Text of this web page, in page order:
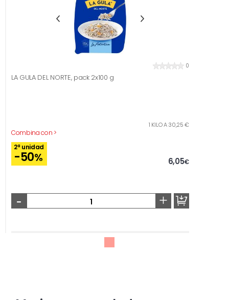
0
LA GULA DEL NORTE, pack 2x100 g
Combina con >
1 KILO A 30,25 €
2ª unidad
-50% 6,05€
- +